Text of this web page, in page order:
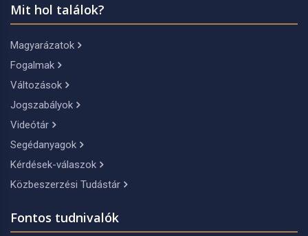
Mit hol találok?
Magyarázatok
Fogalmak
Változások
Jogszabályok
Videótár
Segédanyagok
Kérdések-válaszok
Közbeszerzési Tudástár
Fontos tudnivalók